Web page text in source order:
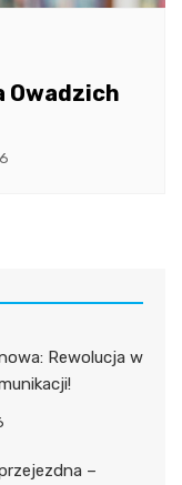
Owadzich
Rewolucja w
–